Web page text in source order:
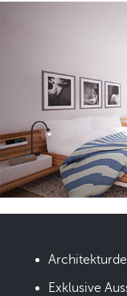
Exklusive